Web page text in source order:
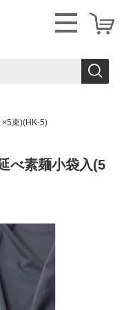
×5束)(HK-5)
べ素麺小袋入(5